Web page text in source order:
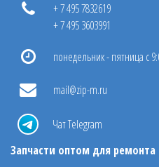
+ 7 495 7832619
+ 7 495 3603991
понедельник - пятница с
mail@zip-m.ru
Чат Telegram
Запчасти оптом для